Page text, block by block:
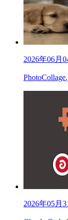
2026年06月
2026年05月